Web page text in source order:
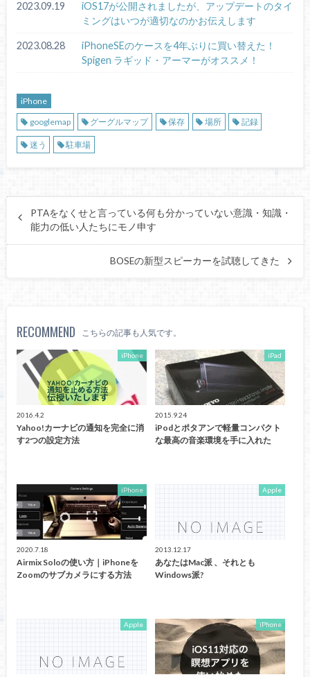
2023.09.19
iOS17が公開されましたが、アップデートのタイ
ミングはいつが適切なのかお伝えします
2023.08.28
iPhoneSEのケースを4年ぶりに買い替えた！
Spigen ラギッド・アーマーがオススメ！
iPhone
googlemap
グーグルマップ 保存 場所 記録
迷う 駐車場
PTAをなくせと言っている何も分かっていない意識・知識・
能力の低い人たちにモノ申す
BOSEの新型スピーカーを試聴してきた
RECOMMEND こちらの記事も人気です。
iPhone
2016.4.2
Yahoo!カーナビの通知を完全に消
す2つの設定方法
iPad
2015.9.24
iPodとポタアンで軽量コンパクト
な最高の音楽環境を手に入れた
iPhone
2020.7.18
Airmix Soloの使い方｜iPhoneを
Zoomのサブカメラにする方法
Apple
2013.12.17
あなたはMac派 、それとも
Windows派?
Apple iPhone